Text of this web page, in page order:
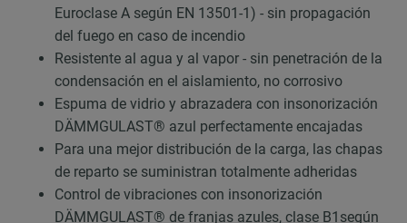
Euroclase A según EN 13501-1) - sin propagación
del fuego en caso de incendio
Resistente al agua y al vapor - sin penetración de la
condensación en el aislamiento, no corrosivo
Espuma de vidrio y abrazadera con insonorización
DÄMMGULAST® azul perfectamente encajadas
Para una mejor distribución de la carga, las chapas
de reparto se suministran totalmente adheridas
Control de vibraciones con insonorización
DÄMMGULAST® de franjas azules, clase B1según